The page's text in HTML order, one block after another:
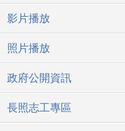
影片播放
照片播放
政府公開資訊
長照志工專區